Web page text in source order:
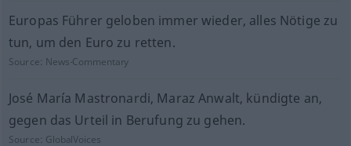
Europas Führer geloben immer wieder, alles Nötige zu
tun, um den Euro zu retten.
Source: News-Commentary
José María Mastronardi, Maraz Anwalt, kündigte an,
gegen das Urteil in Berufung zu gehen.
Source: GlobalVoices